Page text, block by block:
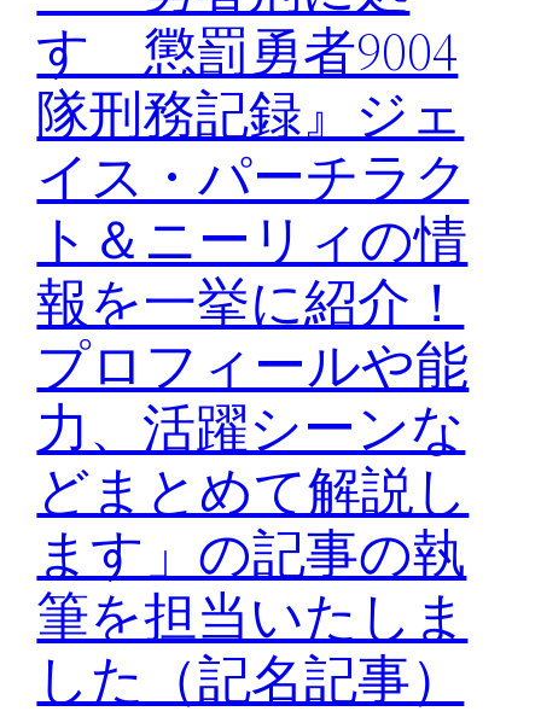
す 懲罰勇者9004
隊刑務記録』ジェ
イス・パーチラク
ト＆ニーリィの情
報を一挙に紹介！
プロフィールや能
力、活躍シーンな
どまとめて解説し
ます」の記事の執
筆を担当いたしま
した（記名記事）